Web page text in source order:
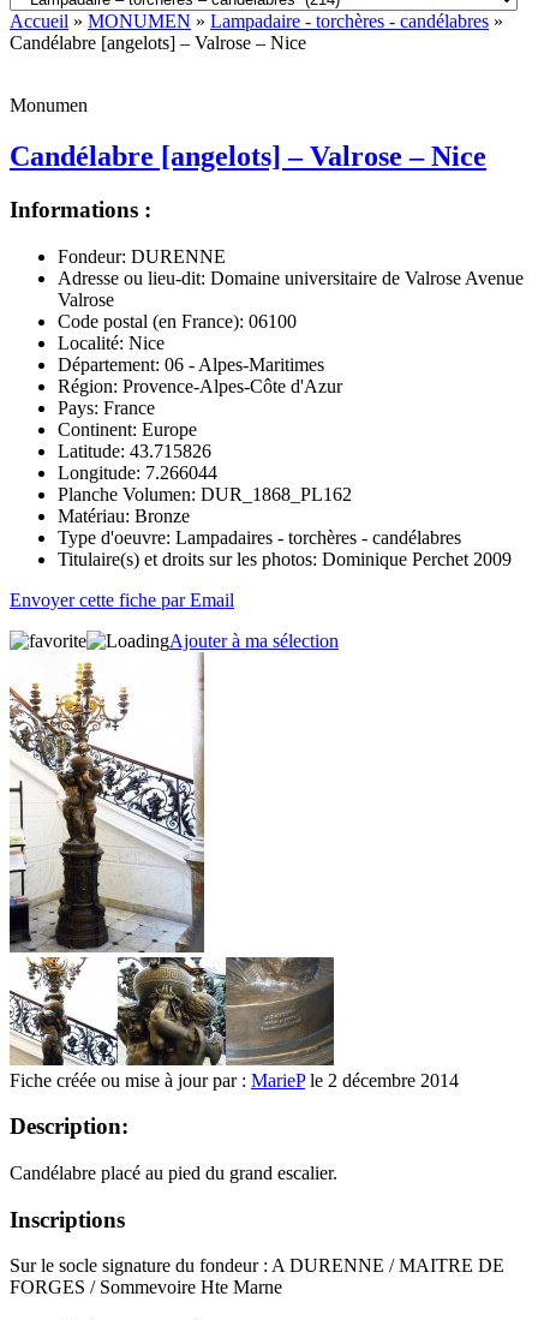
Accueil » MONUMEN » Lampadaire - torchères - candélabres »
Candélabre [angelots] – Valrose – Nice
Monumen
Candélabre [angelots] – Valrose – Nice
Informations :
Fondeur: DURENNE
Adresse ou lieu-dit: Domaine universitaire de Valrose Avenue
Valrose
Code postal (en France): 06100
Localité: Nice
Département: 06 - Alpes-Maritimes
Région: Provence-Alpes-Côte d'Azur
Pays: France
Continent: Europe
Latitude: 43.715826
Longitude: 7.266044
Planche Volumen: DUR_1868_PL162
Matériau: Bronze
Type d'oeuvre: Lampadaires - torchères - candélabres
Titulaire(s) et droits sur les photos: Dominique Perchet 2009
Envoyer cette fiche par Email
Ajouter à ma sélection
Fiche créée ou mise à jour par : MariePle 2 décembre 2014
Description:
Candélabre placé au pied du grand escalier.
Inscriptions
Sur le socle signature du fondeur : A DURENNE / MAITRE DE
FORGES / Sommevoire Hte Marne